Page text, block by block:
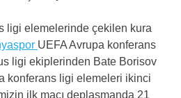
ligi elemelerinde çekilen kura
UEFA Avrupa konferans
ligi ekiplerinden Bate Borisov
konferans ligi elemeleri ikinci
ilk maçı deplasmanda 21